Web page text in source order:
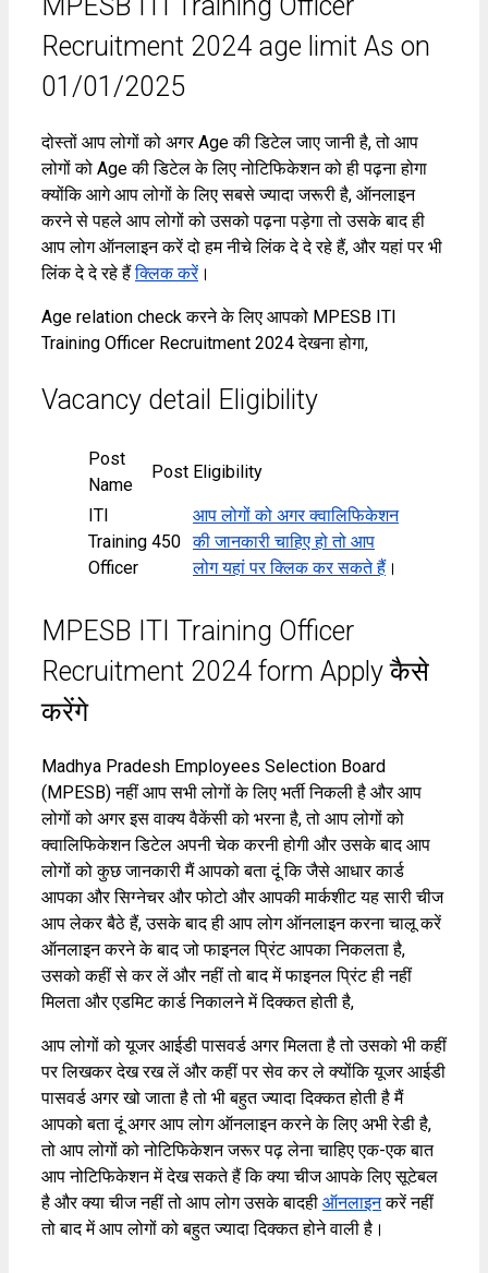
MPESB ITI Training Officer
Recruitment 2024 age limit As on
01/01/2025
दोस्तों आप लोगों को अगर Age की डिटेल जाए जानी है, तो आप
लोगों को Age की डिटेल के लिए नोटिफिकेशन को ही पढ़ना होगा
क्योंकि आगे आप लोगों के लिए सबसे ज्यादा जरूरी है, ऑनलाइन
करने से पहले आप लोगों को उसको पढ़ना पड़ेगा तो उसके बाद ही
आप लोग ऑनलाइन करें दो हम नीचे लिंक दे दे रहे हैं, और यहां पर भी
लिंक दे दे रहे हैंक्लिक करें।
Age relation check करने के लिए आपको MPESB ITI
Training Officer Recruitment 2024 देखना होगा,
Vacancy detail Eligibility
Post
Name
Post Eligibility
ITI
Training
Officer
450
आप लोगों को अगर क्वालिफिकेशन
की जानकारी चाहिए हो तो आप
लोग यहां पर क्लिक कर सकते हैं।
MPESB ITI Training Officer
Recruitment 2024 form Apply कैसे
करेंगे
Madhya Pradesh Employees Selection Board
(MPESB) नहीं आप सभी लोगों के लिए भर्ती निकली है और आप
लोगों को अगर इस वाक्य वैकेंसी को भरना है, तो आप लोगों को
क्वालिफिकेशन डिटेल अपनी चेक करनी होगी और उसके बाद आप
लोगों को कुछ जानकारी मैं आपको बता दूं कि जैसे आधार कार्ड
आपका और सिग्नेचर और फोटो और आपकी मार्कशीट यह सारी चीज
आप लेकर बैठे हैं, उसके बाद ही आप लोग ऑनलाइन करना चालू करें
ऑनलाइन करने के बाद जो फाइनल प्रिंट आपका निकलता है,
उसको कहीं से कर लें और नहीं तो बाद में फाइनल प्रिंट ही नहीं
मिलता और एडमिट कार्ड निकालने में दिक्कत होती है,
आप लोगों को यूजर आईडी पासवर्ड अगर मिलता है तो उसको भी कहीं
पर लिखकर देख रख लें और कहीं पर सेव कर ले क्योंकि यूजर आईडी
पासवर्ड अगर खो जाता है तो भी बहुत ज्यादा दिक्कत होती है मैं
आपको बता दूं अगर आप लोग ऑनलाइन करने के लिए अभी रेडी है,
तो आप लोगों को नोटिफिकेशन जरूर पढ़ लेना चाहिए एक-एक बात
आप नोटिफिकेशन में देख सकते हैं कि क्या चीज आपके लिए सूटेबल
है और क्या चीज नहीं तो आप लोग उसके बादही ऑनलाइनकरें नहीं
तो बाद में आप लोगों को बहुत ज्यादा दिक्कत होने वाली है।